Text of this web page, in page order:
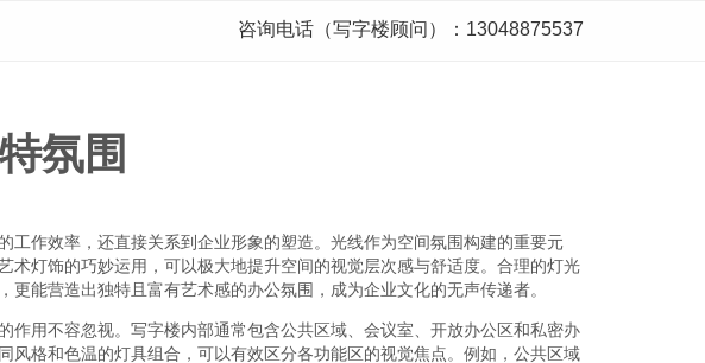
咨询电话（写字楼顾问）：13048875537
氛围
工作效率，还直接关系到企业形象的塑造。光线作为空间氛围构建的重要元
术灯饰的巧妙运用，可以极大地提升空间的视觉层次感与舒适度。合理的灯光
更能营造出独特且富有艺术感的办公氛围，成为企业文化的无声传递者。
作用不容忽视。写字楼内部通常包含公共区域、会议室、开放办公区和私密办
风格和色温的灯具组合，可以有效区分各功能区的视觉焦点。例如，公共区域